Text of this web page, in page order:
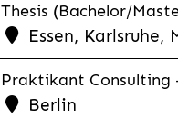
Thesis (Bachelor/
Essen,
Praktikant Consulting
Berlin